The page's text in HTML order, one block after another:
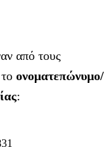
από τους
ονοματεπώνυμο/
: